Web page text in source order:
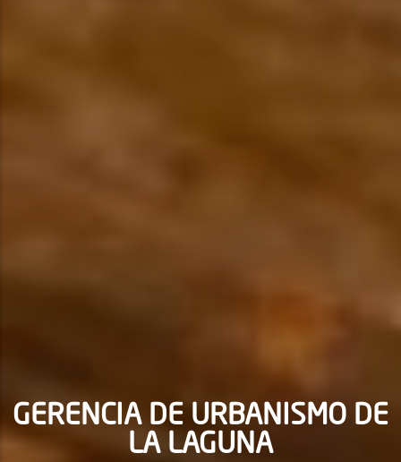
GERENCIA DE URBANISMO DE
LA LAGUNA